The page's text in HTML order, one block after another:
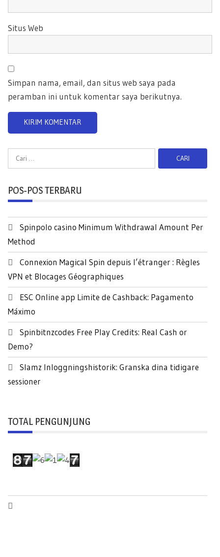
Situs Web
Simpan nama, email, dan situs web saya pada
peramban ini untuk komentar saya berikutnya.
a
n
u
k
:
POS-POS TERBARU
Spinpolo casino Minimum Withdrawal Amount Per
Method
Connexion Magical Spin depuis l’étranger : Règles
VPN et Blocages Géographiques
ESC Online app Limite de Cashback: Pagamento
Máximo
Spinbitnzcodes Free Play Credits: Real Cash or
Demo?
Slamz Inloggningshistorik: Granska dina tidigare
sessioner
TOTAL PENGUNJUNG